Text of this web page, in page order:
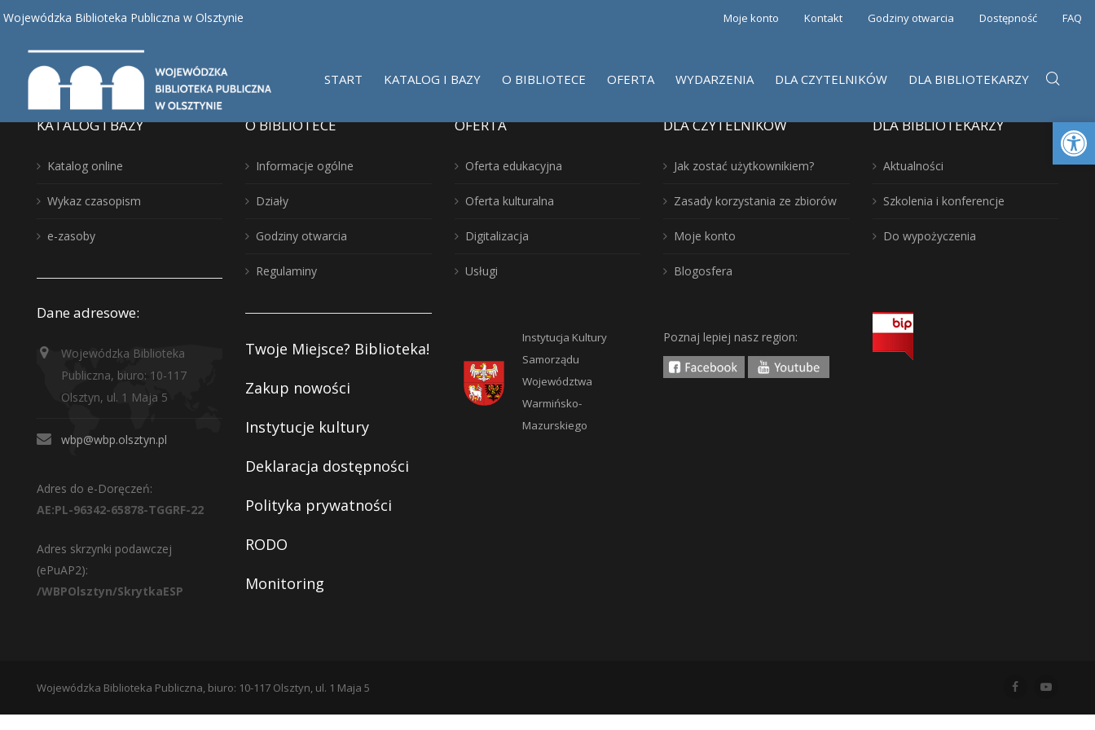
Wojewódzka Biblioteka Publiczna w Olsztynie Moje konto Kontakt Godziny otwarcia Dostępność FAQ
START KATALOG I BAZY O BIBLIOTECE OFERTA WYDARZENIA DLA CZYTELNIKÓW DLA BIBLIOTEKARZY
Nothing found, sorry.
KATALOG I BAZY
Katalog online
Wykaz czasopism
e-zasoby
Dane adresowe:
Wojewódzka Biblioteka
Publiczna, biuro: 10-117
Olsztyn, ul. 1 Maja 5
wbp@wbp.olsztyn.pl
Adres do e-Doręczeń:
AE:PL-96342-65878-TGGRF-22
Adres skrzynki podawczej
(ePuAP2):
/WBPOlsztyn/SkrytkaESP
O BIBLIOTECE
Informacje ogólne
Działy
Godziny otwarcia
Regulaminy
Twoje Miejsce? Biblioteka!
Zakup nowości
Instytucje kultury
Deklaracja dostępności
Polityka prywatności
RODO
Monitoring
OFERTA
Oferta edukacyjna
Oferta kulturalna
Digitalizacja
Usługi
Instytucja Kultury
Samorządu
Województwa
Warmińsko-
Mazurskiego
DLA CZYTELNIKÓW
Jak zostać użytkownikiem?
Zasady korzystania ze zbiorów
Moje konto
Blogosfera
Poznaj lepiej nasz region:
DLA BIBLIOTEKARZY
Aktualności
Szkolenia i konferencje
Do wypożyczenia
Wojewódzka Biblioteka Publiczna, biuro: 10-117 Olsztyn, ul. 1 Maja 5